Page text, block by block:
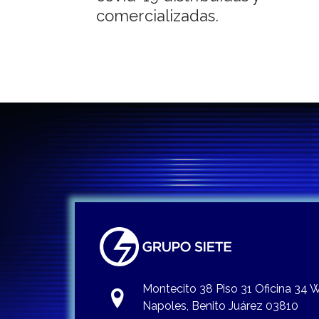
entradas
comercializadas.
Montecito 38 Piso 31 Oficina 34
Napoles, Benito Juárez 03810